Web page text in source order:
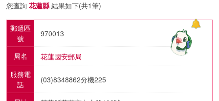
您查詢花蓮縣結果如下(共1筆)
郵遞區
號
970013
局名
花蓮國安郵局
服務電
話
(03)8348862分機225